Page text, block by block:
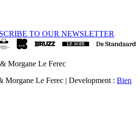
TO OUR NEWSLETTER
Morgane Le Ferec
Morgane Le Ferec | Development : Bien